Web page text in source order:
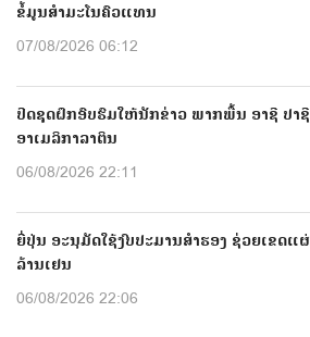
ຂໍ້ມູນສຳມະໂນຄົວແທນ
07/08/2026 06:12
ປີດຊຸດຝຶກອົບຮົມໃຫ້ນັກຂ່າວ ພາກພື້ນ ອາຊີ ປາ
ອາເມລິກາລາຕິນ
06/08/2026 22:11
ຍີ່ປຸ່ນ ອະນຸມັດໃຊ້ງົບປະມານສຳຮອງ ຊ່ວຍເຂດ
ລ້ານເຢນ
06/08/2026 22:06